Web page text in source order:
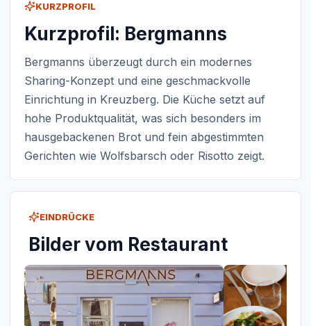
KURZPROFIL
Kurzprofil: Bergmanns
Bergmanns überzeugt durch ein modernes
Sharing-Konzept und eine geschmackvolle
Einrichtung in Kreuzberg. Die Küche setzt auf
hohe Produktqualität, was sich besonders im
hausgebackenen Brot und fein abgestimmten
Gerichten wie Wolfsbarsch oder Risotto zeigt.
EINDRÜCKE
Bilder vom Restaurant